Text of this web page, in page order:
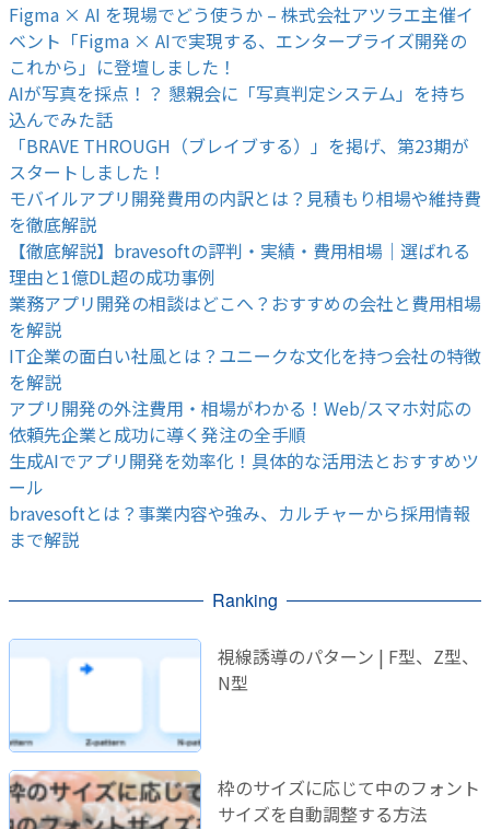
Figma × AI を現場でどう使うか – 株式会社アツラエ主催イ
ベント「Figma × AIで実現する、エンタープライズ開発の
これから」に登壇しました！
AIが写真を採点！？ 懇親会に「写真判定システム」を持ち
込んでみた話
「BRAVE THROUGH（ブレイブする）」を掲げ、第23期が
スタートしました！
モバイルアプリ開発費用の内訳とは？見積もり相場や維持費
を徹底解説
【徹底解説】bravesoftの評判・実績・費用相場｜選ばれる
理由と1億DL超の成功事例
業務アプリ開発の相談はどこへ？おすすめの会社と費用相場
を解説
IT企業の面白い社風とは？ユニークな文化を持つ会社の特徴
を解説
アプリ開発の外注費用・相場がわかる！Web/スマホ対応の
依頼先企業と成功に導く発注の全手順
生成AIでアプリ開発を効率化！具体的な活用法とおすすめツ
ール
bravesoftとは？事業内容や強み、カルチャーから採用情報
まで解説
Ranking
視線誘導のパターン | F型、Z型、
N型
枠のサイズに応じて中のフォント
サイズを自動調整する方法